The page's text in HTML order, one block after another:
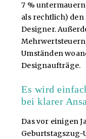
7 %
als rechtlich)
Designer.
Umständen
Designaufträge.
Es wird
bei klarer
Das vor einigen
Geburtstagszug-